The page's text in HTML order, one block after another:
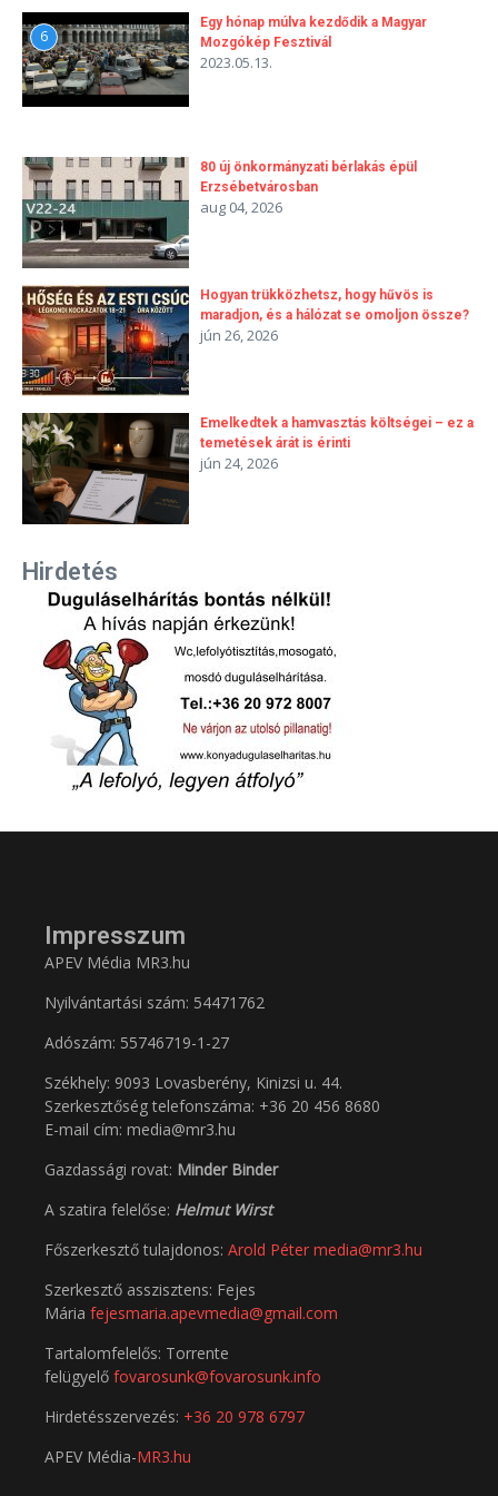
6
Egy hónap múlva kezdődik a Magyar
Mozgókép Fesztivál
2023.05.13.
80 új önkormányzati bérlakás épül
Erzsébetvárosban
aug 04, 2026
Hogyan trükközhetsz, hogy hűvös is
maradjon, és a hálózat se omoljon össze?
jún 26, 2026
Emelkedtek a hamvasztás költségei – ez a
temetések árát is érinti
jún 24, 2026
Hirdetés
Impresszum
APEV Média MR3.hu
Nyilvántartási szám: 54471762
Adószám: 55746719-1-27
Székhely: 9093 Lovasberény, Kinizsi u. 44.
Szerkesztőség telefonszáma: +36 20 456 8680
E-mail cím: media@mr3.hu
Gazdassági rovat: Minder Binder
A szatira felelőse: Helmut Wirst
Főszerkesztő tulajdonos: Arold Péter media@mr3.hu
Szerkesztő asszisztens: Fejes
Mária fejesmaria.apevmedia@gmail.com
Tartalomfelelős: Torrente
felügyelő fovarosunk@fovarosunk.info
Hirdetésszervezés: +36 20 978 6797
APEV Média-MR3.hu